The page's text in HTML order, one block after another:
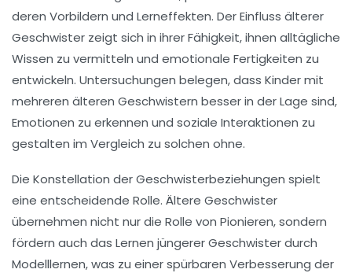
deren Vorbildern und Lerneffekten. Der Einfluss älterer
Geschwister zeigt sich in ihrer Fähigkeit, ihnen alltägliche
Wissen zu vermitteln und emotionale Fertigkeiten zu
entwickeln. Untersuchungen belegen, dass Kinder mit
mehreren älteren Geschwistern besser in der Lage sind,
Emotionen zu erkennen und soziale Interaktionen zu
gestalten im Vergleich zu solchen ohne.
Die Konstellation der Geschwisterbeziehungen spielt
eine entscheidende Rolle. Ältere Geschwister
übernehmen nicht nur die Rolle von Pionieren, sondern
fördern auch das Lernen jüngerer Geschwister durch
Modelllernen, was zu einer spürbaren Verbesserung der